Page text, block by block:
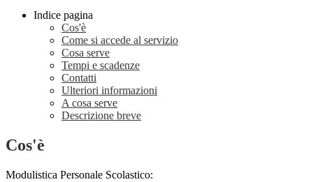
Indice pagina
Cos'è
Come si accede al servizio
Cosa serve
Tempi e scadenze
Contatti
Ulteriori informazioni
A cosa serve
Descrizione breve
Cos'è
Modulistica Personale Scolastico: